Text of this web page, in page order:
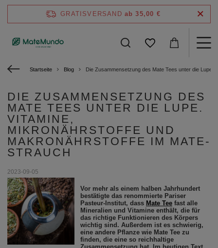
GRATISVERSAND ab 35,00 €
Startseite Blog Die Zusammensetzung des Mate Tees unter die Lupe.
DIE ZUSAMMENSETZUNG DES
MATE TEES UNTER DIE LUPE.
VITAMINE,
MIKRONÄHRSTOFFE UND
MAKRONÄHRSTOFFE IM MATE-
STRAUCH
2023-09-05
Vor mehr als einem halben Jahrhundert
bestätigte das renommierte Pariser
Pasteur-Institut, dass Mate Teefast alle
Mineralien und Vitamine enthält, die für
das richtige Funktionieren des Körpers
wichtig sind. Außerdem ist es schwierig,
eine andere Pflanze wie Mate Tee zu
finden, die eine so reichhaltige